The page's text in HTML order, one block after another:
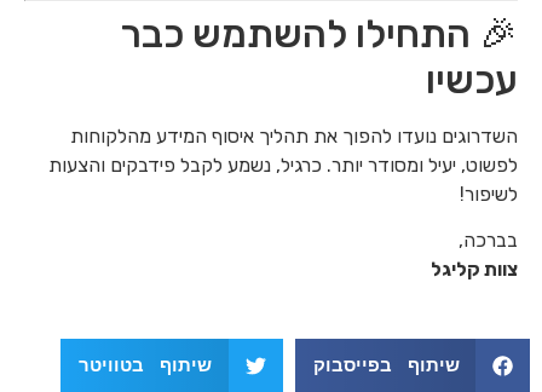
🎉 התחילו להשתמש כבר
עכשיו
השדרוגים נועדו להפוך את תהליך איסוף המידע מהלקוחות
לפשוט, יעיל ומסודר יותר. כרגיל, נשמע לקבל פידבקים והצעות
לשיפור!
בברכה,
צוות קליגל
שיתוף בפייסבוק שיתוף בטוויטר